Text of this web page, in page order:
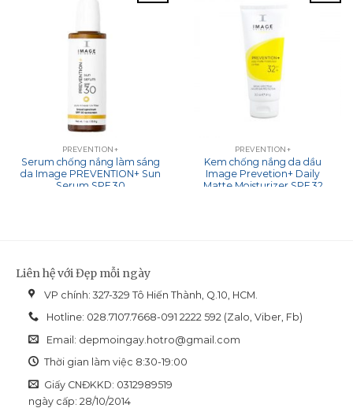
PREVENTION+
Serum chống nắng làm sáng
da Image PREVENTION+ Sun
Serum SPF 30
PREVENTION+
Kem chống nắng da dầu
Image Prevetion+ Daily
Matte Moisturizer SPF 32
Liên hệ với Đẹp mỗi ngày
VP chính: 327-329 Tô Hiến Thành, Q.10, HCM.
Hotline: 028.7107.7668-091 2222 592 (Zalo, Viber, Fb)
Email: depmoingay.hotro@gmail.com
Thời gian làm việc 8:30-19:00
Giấy CNĐKKD: 0312989519
ngày cấp: 28/10/2014